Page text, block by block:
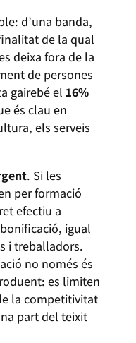
d’una banda,
de la qual
deixa fora de la
de persones
gairebé el 16%
és clau en
els serveis
. Si les
per formació
efectiu a
igual
i treballadors.
no només és
es limiten
la competitivitat
part del teixit